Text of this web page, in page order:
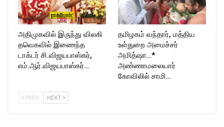
அதிமுகவில் இருந்து விலகி
தவெகவில் இணைந்த
டாக்டர் சி.விஜயபாஸ்கர்,
எம்.ஆர்.விஜயபாஸ்கர்…
தமிழகம் வந்தார், மத்திய
உள்துறை அமைச்சர்
அமித்ஷா…*
அண்ணாமலையார்
கோவிலில் சாமி…
PREV NEXT